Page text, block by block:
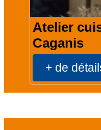
Atelier
Caganis
+ de